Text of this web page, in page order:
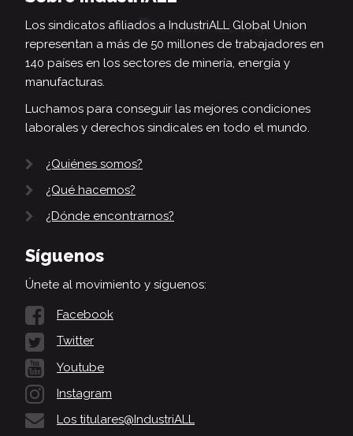
Los sindicatos afiliados a IndustriALL Global Union
representan a más de 50 millones de trabajadores en
140 países en los sectores de minería, energía y
manufacturas.
Luchamos para conseguir las mejores condiciones
laborales y derechos sindicales en todo el mundo.
¿Quiénes somos?
¿Qué hacemos?
¿Dónde encontrarnos?
Síguenos
Únete al movimiento y síguenos:
Facebook
Twitter
Youtube
Instagram
Los titulares@IndustriALL